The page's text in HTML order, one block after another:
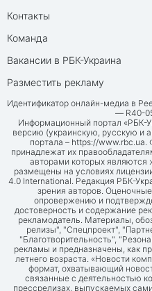
Контакты
Команда
Вакансии в РБК-Украина
Разместить рекламу
Идентификатор онлайн-медиа в
— R40-
Информационный портал «РБК-
версию (украинскую, русскую и
портала – https://www.rbc.ua.
принадлежат их
авторами которых являются
размещены на условиях
4.0 International. Редакция РБК-
зрения авторов.
опровержению и
достоверность и содержание
рекламодатель. Материалы,
релизы", "Спецпроект",
"Благотворительность",
рекламы и предназначены, как
летнего возраста. «Новости
формат, охватывающий
связанные с деятельностью
прессрелизах, выпускаемых